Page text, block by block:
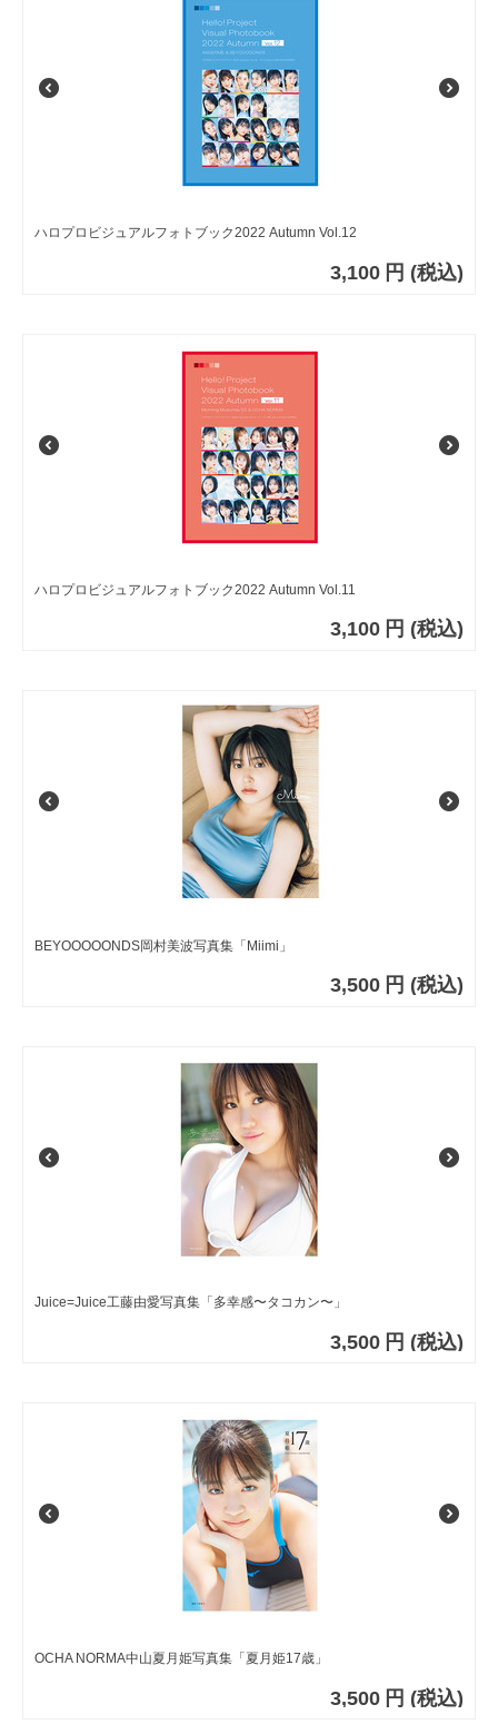
ハロプロビジュアルフォトブック2022 Autumn Vol.12
3,100 円 (税込)
ハロプロビジュアルフォトブック2022 Autumn Vol.11
3,100 円 (税込)
BEYOOOOONDS岡村美波写真集「Miimi」
3,500 円 (税込)
Juice=Juice工藤由愛写真集「多幸感〜タコカン〜」
3,500 円 (税込)
OCHA NORMA中山夏月姫写真集「夏月姫17歳」
3,500 円 (税込)